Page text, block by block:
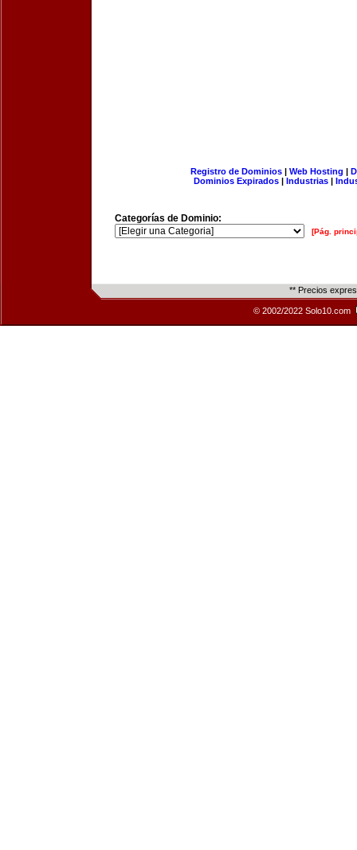
Registro de Dominios| Web Hosting |
Dominios Expirados | Industrias |
Categorías de Dominio:
[Pág.
** Precios
© 2002/2022 Solo10.com